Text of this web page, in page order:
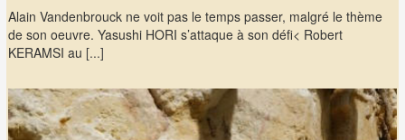
Alain Vandenbrouck ne voit pas le temps passer, malgré le thème
de son oeuvre. Yasushi HORI s’attaque à son défi< Robert
KERAMSI au [...]